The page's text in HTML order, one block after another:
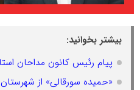
بیشتر بخوانید:
پیام رئیس کانون مداحان
«حمیده سورقالی» از